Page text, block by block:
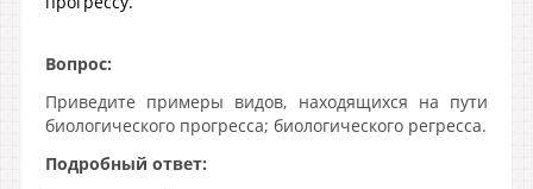
Вопрос:
Приведите примеры видов, находящихся на пути
биологического прогресса; биологического регресса.
Подробный ответ: